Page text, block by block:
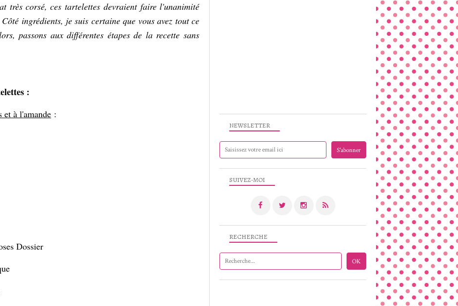
très corsé, ces tartelettes devraient faire l'unanimité
ingrédients, je suis certaine que vous avez tout ce
passons aux différentes étapes de la recette sans
:
et à l'amande :
Dossier
NEWSLETTER
SUIVEZ-MOI
RECHERCHE